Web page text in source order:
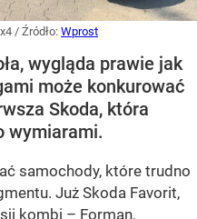
/ Źródło: Wprost
wygląda prawie jak
może konkurować
Skoda, która
wymiarami.
samochody, które trudno
Już Skoda Favorit,
kombi – Forman,